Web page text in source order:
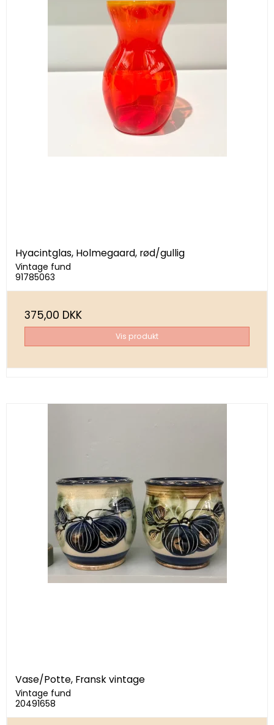
Hyacintglas, Holmegaard, rød/gullig
Vintage fund
91785063
375,00 DKK
Vis produkt
Vase/Potte, Fransk vintage
Vintage fund
20491658